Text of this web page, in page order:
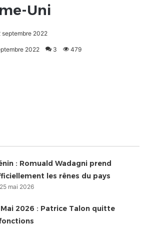
Uni
septembre 2022
2022 3 479
: Romuald Wadagni prend
les rênes du pays
25 mai 2026
Mai 2026 : Patrice Talon quitte